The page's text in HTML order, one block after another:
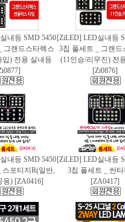
내등 SMD 5450
그랜드스타렉스
입) 전용 실내등
[ZiLED] LED실내등
3칩 풀세트 _ 그랜드
(11인승/리무진) 전
[Zi0876]
내등 SMD 5450
스포티지R(일반,
용) [ZA0416]
[ZiLED] LED실내등
3칩 풀세트 _ 싼
[ZA0417]